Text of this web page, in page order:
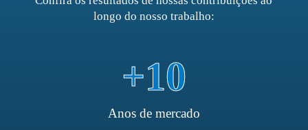
longo do nosso trabalho:
Anos de mercado
+10